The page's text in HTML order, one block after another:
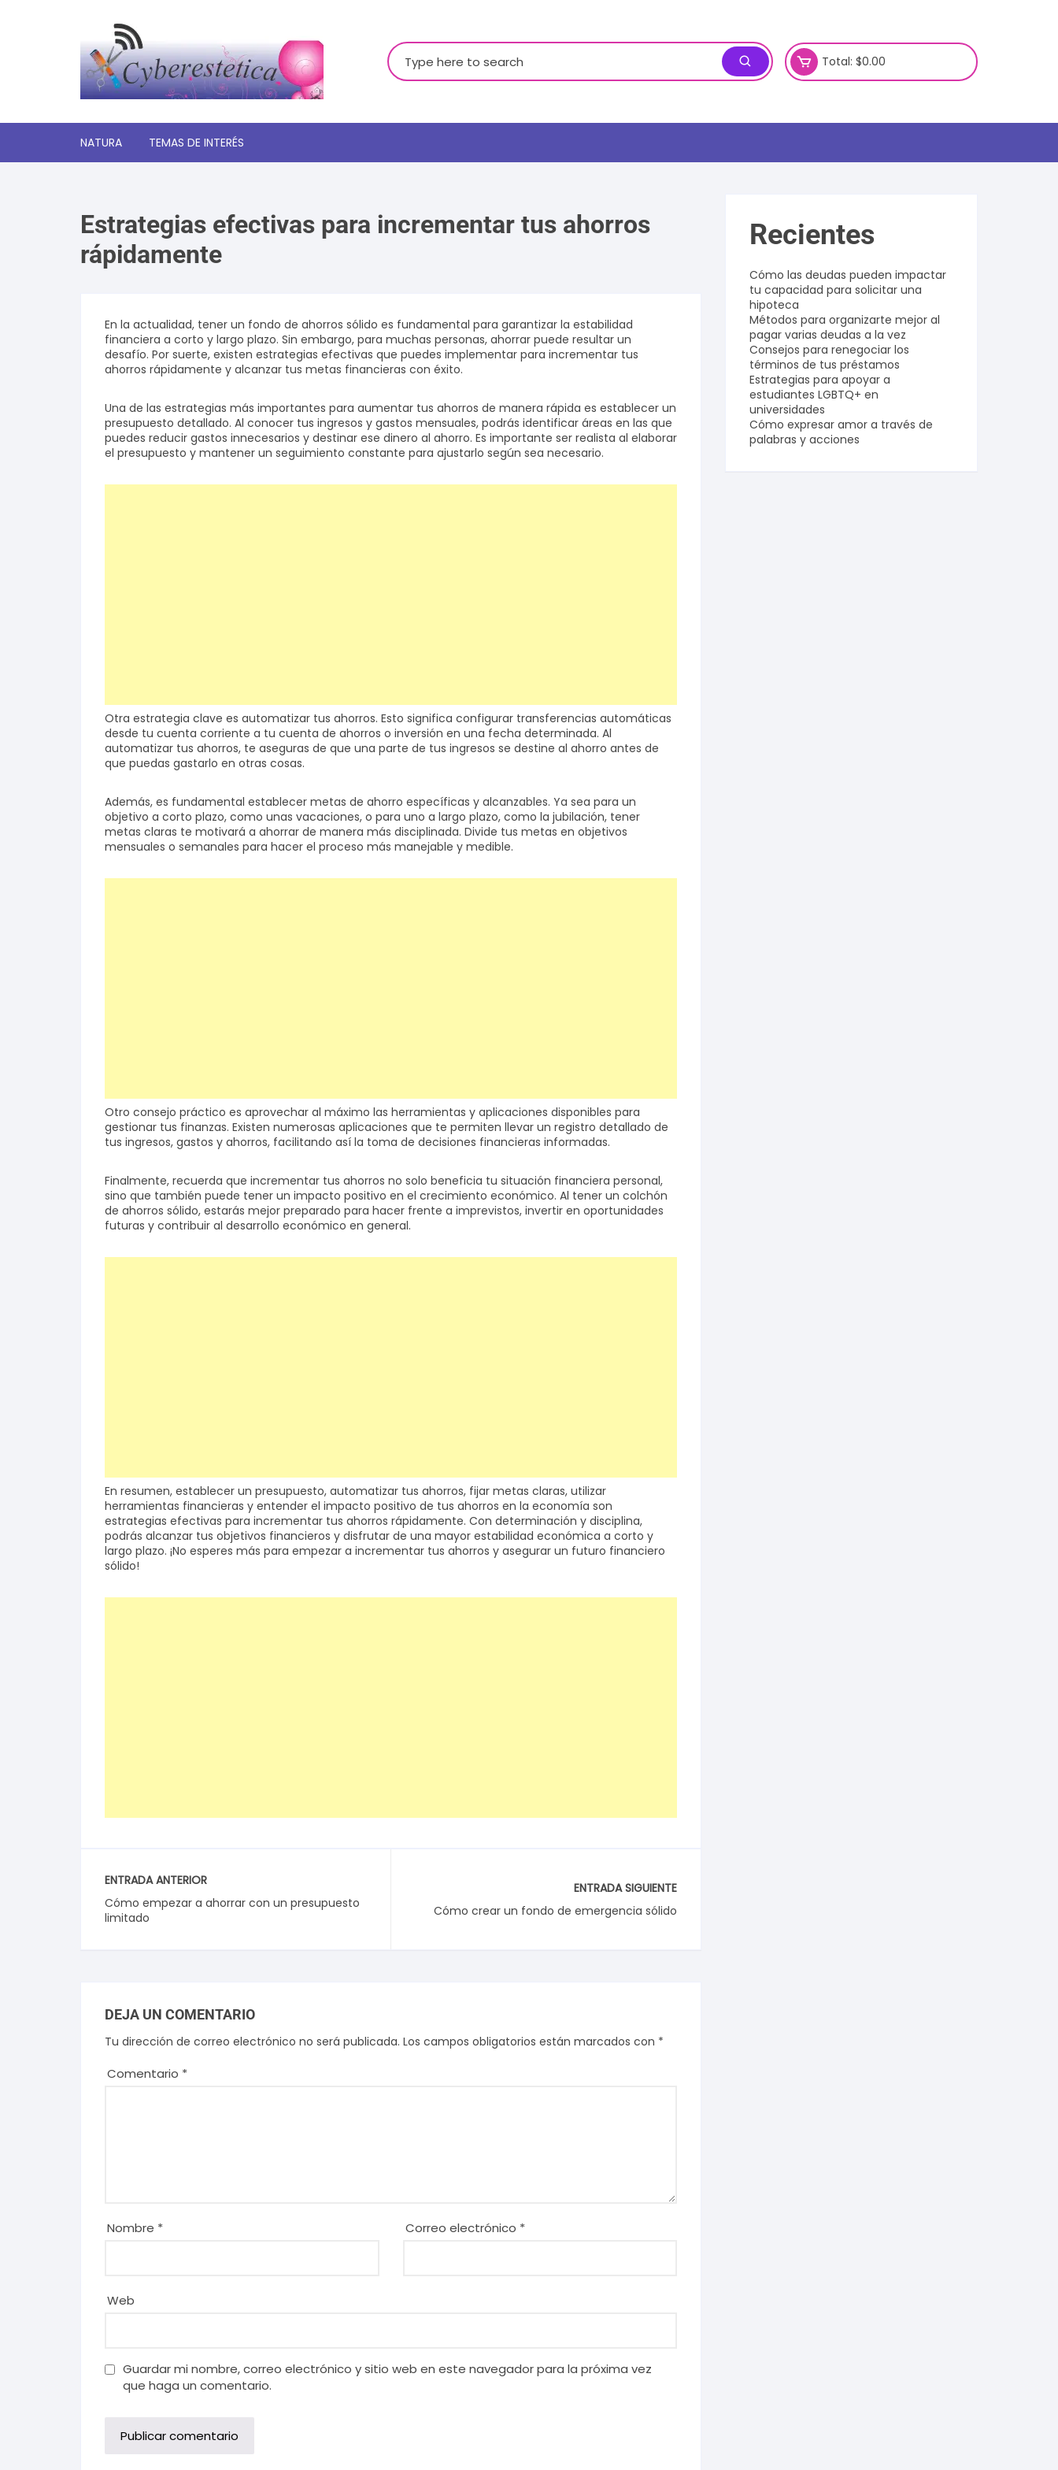
Buscar:
Total: $0.00
NATURA TEMAS DE INTERÉS
Autoayuda y desarrollo
personal
Estética
Finanzas
Reseñas
Estrategias efectivas para incrementar tus ahorros
rápidamente
En la actualidad, tener un fondo de ahorros sólido es fundamental para garantizar la estabilidad
financiera a corto y largo plazo. Sin embargo, para muchas personas, ahorrar puede resultar un
desafío. Por suerte, existen estrategias efectivas que puedes implementar para incrementar tus
ahorros rápidamente y alcanzar tus metas financieras con éxito.
Una de las estrategias más importantes para aumentar tus ahorros de manera rápida es establecer un
presupuesto detallado. Al conocer tus ingresos y gastos mensuales, podrás identificar áreas en las que
puedes reducir gastos innecesarios y destinar ese dinero al ahorro. Es importante ser realista al elaborar
el presupuesto y mantener un seguimiento constante para ajustarlo según sea necesario.
Otra estrategia clave es automatizar tus ahorros. Esto significa configurar transferencias automáticas
desde tu cuenta corriente a tu cuenta de ahorros o inversión en una fecha determinada. Al
automatizar tus ahorros, te aseguras de que una parte de tus ingresos se destine al ahorro antes de
que puedas gastarlo en otras cosas.
Además, es fundamental establecer metas de ahorro específicas y alcanzables. Ya sea para un
objetivo a corto plazo, como unas vacaciones, o para uno a largo plazo, como la jubilación, tener
metas claras te motivará a ahorrar de manera más disciplinada. Divide tus metas en objetivos
mensuales o semanales para hacer el proceso más manejable y medible.
Otro consejo práctico es aprovechar al máximo las herramientas y aplicaciones disponibles para
gestionar tus finanzas. Existen numerosas aplicaciones que te permiten llevar un registro detallado de
tus ingresos, gastos y ahorros, facilitando así la toma de decisiones financieras informadas.
Finalmente, recuerda que incrementar tus ahorros no solo beneficia tu situación financiera personal,
sino que también puede tener un impacto positivo en el crecimiento económico. Al tener un colchón
de ahorros sólido, estarás mejor preparado para hacer frente a imprevistos, invertir en oportunidades
futuras y contribuir al desarrollo económico en general.
En resumen, establecer un presupuesto, automatizar tus ahorros, fijar metas claras, utilizar
herramientas financieras y entender el impacto positivo de tus ahorros en la economía son
estrategias efectivas para incrementar tus ahorros rápidamente. Con determinación y disciplina,
podrás alcanzar tus objetivos financieros y disfrutar de una mayor estabilidad económica a corto y
largo plazo. ¡No esperes más para empezar a incrementar tus ahorros y asegurar un futuro financiero
sólido!
ENTRADA ANTERIOR
Cómo empezar a ahorrar con un presupuesto
limitado
ENTRADA SIGUIENTE
Cómo crear un fondo de emergencia sólido
DEJA UN COMENTARIO
Tu dirección de correo electrónico no será publicada. Los campos obligatorios están marcados con *
Comentario *
Nombre * Correo electrónico *
Web
Guardar mi nombre, correo electrónico y sitio web en este navegador para la próxima vez
que haga un comentario.
Recientes
Cómo las deudas pueden impactar
tu capacidad para solicitar una
hipoteca
Métodos para organizarte mejor al
pagar varias deudas a la vez
Consejos para renegociar los
términos de tus préstamos
Estrategias para apoyar a
estudiantes LGBTQ+ en
universidades
Cómo expresar amor a través de
palabras y acciones